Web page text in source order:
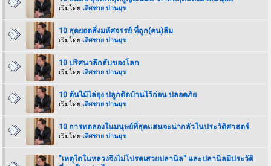
เริ่มโดยเลิศชาย ปานมุข
10 สุดยอดสิ่งมหัศจรรย์ ที่ถูก(คน)ลืม
เริ่มโดยเลิศชาย ปานมุข
10 ปริศนาลึกลับของโลก
เริ่มโดยเลิศชาย ปานมุข
10 ต้นไม้ไล่ยุง ปลูกติดบ้านไว้ก่อน ปลอดภัย
เริ่มโดยเลิศชาย ปานมุข
10 การทดลองในมนุษย์ที่สุดแสนจะน่ากลัวในประวัติศาสตร์
เริ่มโดยเลิศชาย ปานมุข
"เหตุใดในหลวงจึงไม่โปรดเสวยปลานิล" และปลานิลมีประวัติ